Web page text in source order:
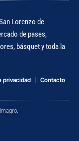
Lorenzo de
de pases,
básquet y toda la
privacidad Contacto